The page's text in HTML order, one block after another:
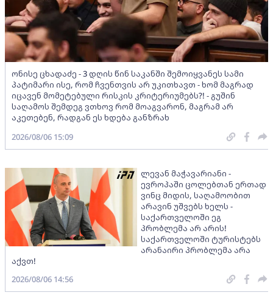
ონისე ცხადაძე - 3 დღის წინ საკანში შემოიყვანეს სამი
პატიმარი ისე, რომ ჩვენთვის არ უკითხავთ - ხომ მაგრად
იცავენ მომეტებული რისკის კრიტერიუმებს?! - გუშინ
საღამოს შემდეგ ვთხოვ რომ მოაგვარონ, მაგრამ არ
აკეთებენ, რადგან ეს ხდება განზრახ
2026/08/06 15:09
ლევან მაჭავარიანი -
ევროპაში ცოლებთან ერთად
ვინც მიდის, საღამოობით
არავინ უშვებს ხელს -
საქართველოში ეგ
პრობლემა არ არის!
საქართველოში ტურისტებს
არანაირი პრობლემა არა
აქვთ!
2026/08/06 14:56